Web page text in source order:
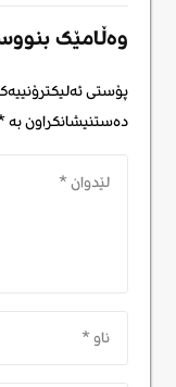
وەڵامێک
پۆستی
دەستنیشانکراون بە